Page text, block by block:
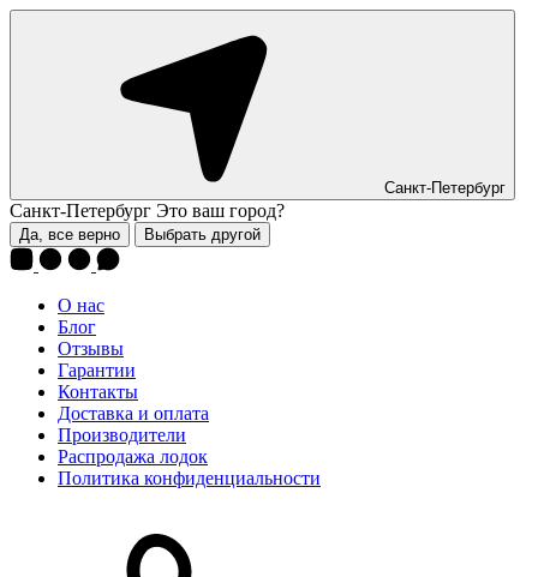
Санкт-Петербург
Санкт-Петербург Это ваш город?
Да, все верно Выбрать другой
О нас
Блог
Отзывы
Гарантии
Контакты
Доставка и оплата
Производители
Распродажа лодок
Политика конфиденциальности